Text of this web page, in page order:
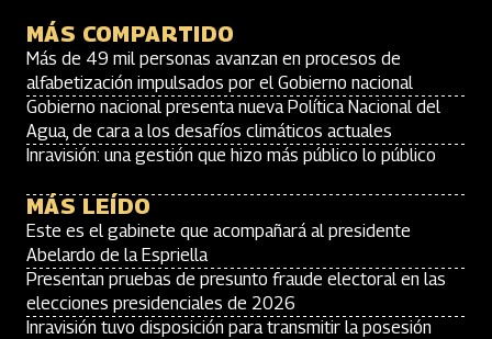
MÁS COMPARTIDO
Más de 49 mil personas avanzan en procesos de
alfabetización impulsados por el Gobierno nacional
Gobierno nacional presenta nueva Política Nacional del
Agua, de cara a los desafíos climáticos actuales
Inravisión: una gestión que hizo más público lo público
MÁS LEÍDO
Este es el gabinete que acompañará al presidente
Abelardo de la Espriella
Presentan pruebas de presunto fraude electoral en las
elecciones presidenciales de 2026
Inravisión tuvo disposición para transmitir la posesión